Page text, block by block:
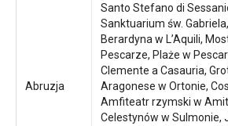
Abruzja
Santo Stefano di
Sanktuarium św.
Berardyna w L’Aquili,
Pescarze, Plaże w
Clemente a Casauria,
Aragonese w Ortonie,
Amfiteatr rzymski w
Celestynów w Sulmonie,